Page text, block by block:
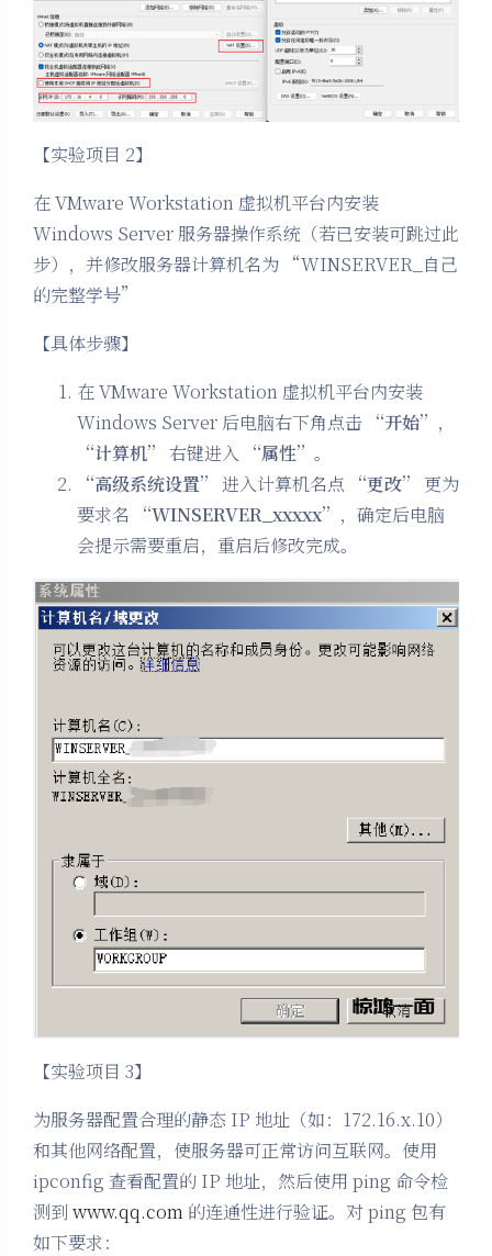
【实验项目 2】
在 VMware Workstation 虚拟机平台内安装
Windows Server 服务器操作系统（若已安装可跳过此
步），并修改服务器计算机名为 “WINSERVER_自己
的完整学号”
【具体步骤】
在 VMware Workstation 虚拟机平台内安装
Windows Server 后电脑右下角点击
“开始” ，
“计算机” 右键进入 “属性” 。
“高级系统设置” 进入计算机名点 “更改”
更为
要求名
“WINSERVER_xxxxx” ，确定后电脑
会提示需要重启，重启后修改完成。
【实验项目 3】
为服务器配置合理的静态 IP 地址（如：172.16.x.10）
和其他网络配置，使服务器可正常访问互联网。使用
ipconfig 查看配置的 IP 地址，然后使用 ping 命令检
测到 www.qq.com 的连通性进行验证。对 ping 包有
如下要求：